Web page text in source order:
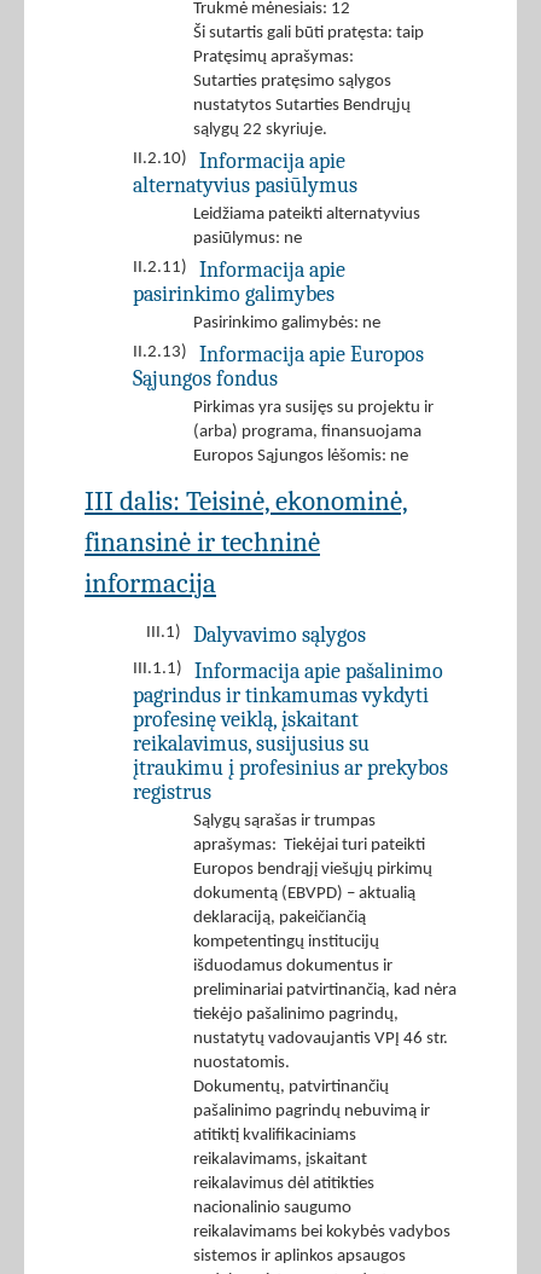
Trukmė mėnesiais: 12
Ši sutartis gali būti pratęsta: taip
Pratęsimų aprašymas:
Sutarties pratęsimo sąlygos
nustatytos Sutarties Bendrųjų
sąlygų 22 skyriuje.
II.2.10)
Informacija apie
alternatyvius pasiūlymus
Leidžiama pateikti alternatyvius
pasiūlymus: ne
II.2.11)
Informacija apie
pasirinkimo galimybes
Pasirinkimo galimybės: ne
II.2.13)
Informacija apie Europos
Sąjungos fondus
Pirkimas yra susijęs su projektu ir
(arba) programa, finansuojama
Europos Sąjungos lėšomis: ne
III dalis: Teisinė, ekonominė,
finansinė ir techninė
informacija
III.1) Dalyvavimo sąlygos
III.1.1)
Informacija apie pašalinimo
pagrindus ir tinkamumas vykdyti
profesinę veiklą, įskaitant
reikalavimus, susijusius su
įtraukimu į profesinius ar prekybos
registrus
Sąlygų sąrašas ir trumpas
aprašymas: Tiekėjai turi pateikti
Europos bendrąjį viešųjų pirkimų
dokumentą (EBVPD) – aktualią
deklaraciją, pakeičiančią
kompetentingų institucijų
išduodamus dokumentus ir
preliminariai patvirtinančią, kad nėra
tiekėjo pašalinimo pagrindų,
nustatytų vadovaujantis VPĮ 46 str.
nuostatomis.
Dokumentų, patvirtinančių
pašalinimo pagrindų nebuvimą ir
atitiktį kvalifikaciniams
reikalavimams, įskaitant
reikalavimus dėl atitikties
nacionalinio saugumo
reikalavimams bei kokybės vadybos
sistemos ir aplinkos apsaugos